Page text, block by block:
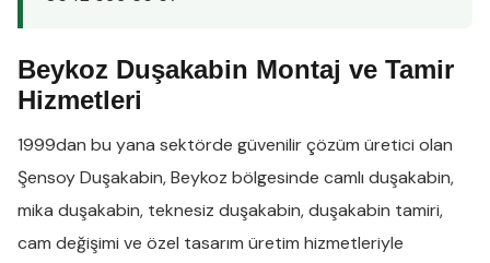
Beykoz Duşakabin Montaj ve Tamir
Hizmetleri
1999dan bu yana sektörde güvenilir çözüm üretici olan
Şensoy Duşakabin,Beykoz bölgesinde camlı duşakabin,
mika duşakabin, teknesiz duşakabin,duşakabin tamiri,
cam değişimi ve özel tasarım üretim hizmetleriyle